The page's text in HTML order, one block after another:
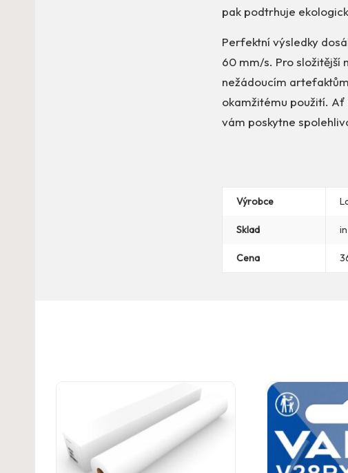
pak podtrhuje
Perfektní výsledky
60 mm/s. Pro složitější
nežádoucím
okamžitému použití.
vám poskytne
Výrobce
Sklad
Cena